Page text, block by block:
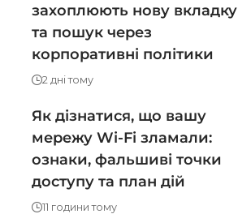
захоплюють нову вкладку
та пошук через
корпоративні політики
2 дні тому
Як дізнатися, що вашу
мережу Wi-Fi зламали:
ознаки, фальшиві точки
доступу та план дій
11 години тому